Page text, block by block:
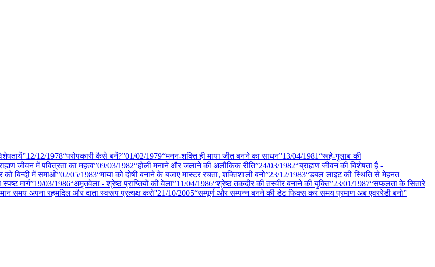
12/12/1978“परोपकारी कैसे बनें?”01/02/1979“मनन-शक्ति ही माया जीत बनने का साधन”13/04/1981“रूहे-गुलाब की
जीवन में पवित्रता का महत्व”09/03/1982“होली मनाने और जलाने की अलौकिक रीति”24/03/1982“ब्राह्मण जीवन की विशेषता है -
को बिन्दी में समाओ”02/05/1983“माया को दोषी बनाने के बजाए मास्टर रचता, शक्तिशाली बनो”23/12/1983“डबल लाइट की स्थिति से मेहनत
मार्ग”19/03/1986“अमृतवेला - श्रेष्ठ प्राप्तियों की वेला”11/04/1986“श्रेष्ठ तकदीर की तस्वीर बनाने की युक्ति”23/01/1987“सफलता के सितारे
समय अपना रहमदिल और दाता स्वरूप प्रत्यक्ष करो''21/10/2005“सम्पूर्ण और सम्पन्न बनने की डेट फिक्स कर समय प्रमाण अब एवररेडी बनो”